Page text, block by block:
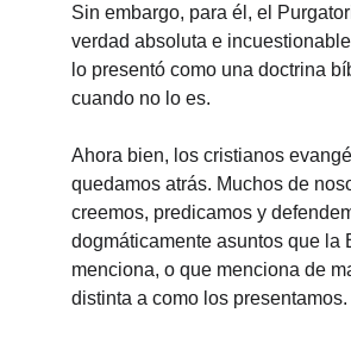
Sin embargo, para él, el
verdad absoluta e
lo presentó como una doctrina
cuando no lo es.
Ahora bien, los cristianos
quedamos atrás. Muchos de
creemos, predicamos y
dogmáticamente asuntos que la
menciona, o que menciona de
distinta a como los presentamos.